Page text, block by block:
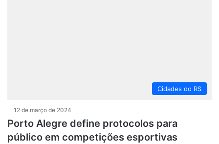
Cidades do RS
12 de março de 2024
Porto Alegre define protocolos para
público em competições esportivas